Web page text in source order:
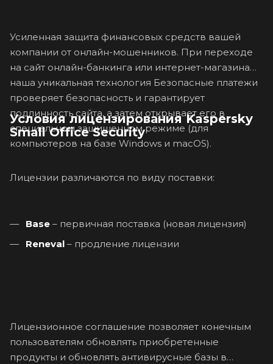
Усиленная защита финансовых средств вашей
компании от онлайн-мошенников. При переходе
на сайт онлайн-банкинга или интернет-магазина
наша уникальная технология Безопасные платежи
проверяет безопасность и гарантирует
подлинность сайта, а затем открывает его в
специальном защищенном режиме (для
компьютеров на базе Windows и macOS).
Условия лицензирования Kaspersky
Small Office Security
Лицензии различаются по виду поставки:
Base – первичная поставка (новая лицензия)
Reneval – продление лицензии
Лицензионное соглашение позволяет конечным
пользователям обновлять приобретенные
продукты и обновлять антивирусные базы в